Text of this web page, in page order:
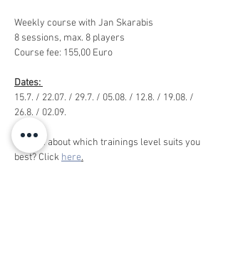
Weekly course with Jan Skarabis
8 sessions, max. 8 players
Course fee: 155,00 Euro
Dates:
15.7. / 22.07. / 29.7. / 05.08. / 12.8. / 19.08. /
26.8. / 02.09.
Unsure about which trainings level suits you
best? Click here.